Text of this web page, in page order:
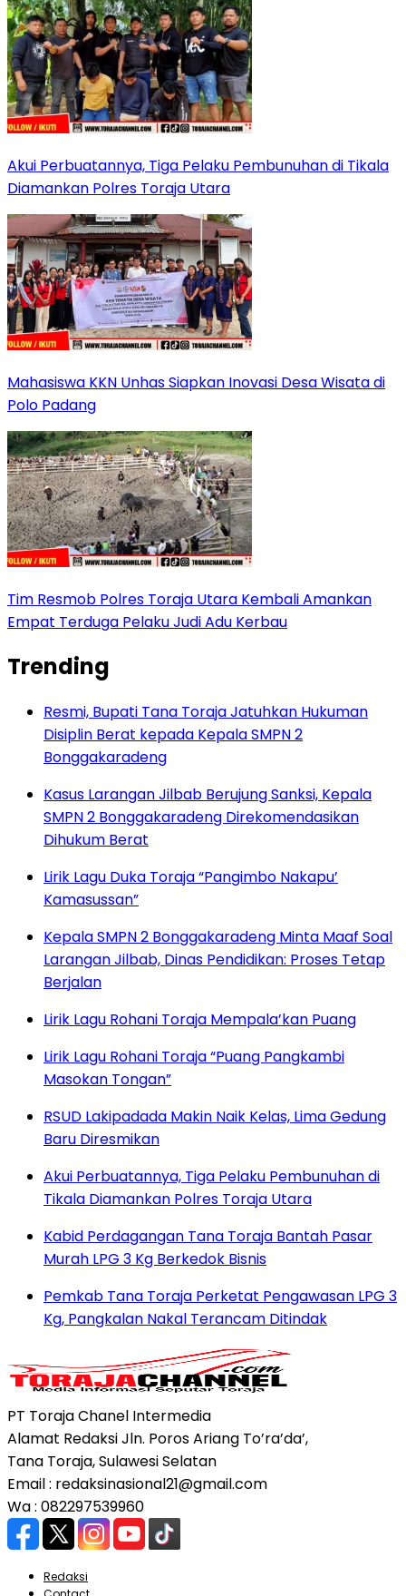
Akui Perbuatannya, Tiga Pelaku Pembunuhan di Tikala
Diamankan Polres Toraja Utara
Mahasiswa KKN Unhas Siapkan Inovasi Desa Wisata di
Polo Padang
Tim Resmob Polres Toraja Utara Kembali Amankan
Empat Terduga Pelaku Judi Adu Kerbau
Trending
Resmi, Bupati Tana Toraja Jatuhkan Hukuman
Disiplin Berat kepada Kepala SMPN 2
Bonggakaradeng
Kasus Larangan Jilbab Berujung Sanksi, Kepala
SMPN 2 Bonggakaradeng Direkomendasikan
Dihukum Berat
Lirik Lagu Duka Toraja “Pangimbo Nakapu’
Kamasussan”
Kepala SMPN 2 Bonggakaradeng Minta Maaf Soal
Larangan Jilbab, Dinas Pendidikan: Proses Tetap
Berjalan
Lirik Lagu Rohani Toraja Mempala’kan Puang
Lirik Lagu Rohani Toraja “Puang Pangkambi
Masokan Tongan”
RSUD Lakipadada Makin Naik Kelas, Lima Gedung
Baru Diresmikan
Akui Perbuatannya, Tiga Pelaku Pembunuhan di
Tikala Diamankan Polres Toraja Utara
Kabid Perdagangan Tana Toraja Bantah Pasar
Murah LPG 3 Kg Berkedok Bisnis
Pemkab Tana Toraja Perketat Pengawasan LPG 3
Kg, Pangkalan Nakal Terancam Ditindak
PT Toraja Chanel Intermedia
Alamat Redaksi Jln. Poros Ariang To’ra’da’,
Tana Toraja, Sulawesi Selatan
Email : redaksinasional21@gmail.com
Wa : 082297539960
Redaksi